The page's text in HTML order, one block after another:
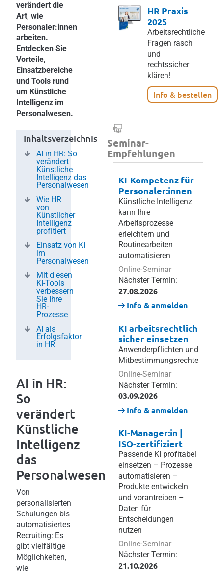
verändert die
Art, wie
Personaler:innen
arbeiten.
Entdecken Sie
Vorteile,
Einsatzbereiche
und Tools rund
um Künstliche
Intelligenz im
Personalwesen.
Inhaltsverzeichnis
AI in HR: So
verändert
Künstliche
Intelligenz das
Personalwesen
Wie HR
von
Künstlicher
Intelligenz
profitiert
Einsatz von KI
im
Personalwesen
Mit diesen
KI-Tools
verbessern
Sie Ihre
HR-
Prozesse
AI als
Erfolgsfaktor
in HR
AI in HR:
So
verändert
Künstliche
Intelligenz
das
Personalwesen
Von
personalisierten
Schulungen bis
automatisiertes
Recruiting: Es
gibt vielfältige
Möglichkeiten,
wie
HR Praxis
2025
Arbeitsrechtliche
Fragen rasch
und
rechtssicher
klären!
Info & bestellen
Seminar-
Empfehlungen
KI-Kompetenz für
Personaler:innen
Künstliche Intelligenz
kann Ihre
Arbeitsprozesse
erleichtern und
Routinearbeiten
automatisieren
Online-Seminar
Nächster Termin:
27.08.2026
Info & anmelden
KI arbeitsrechtlich
sicher einsetzen
Anwenderpflichten und
Mitbestimmungsrechte
Online-Seminar
Nächster Termin:
03.09.2026
Info & anmelden
KI-Manager:in |
ISO-zertifiziert
Passende KI profitabel
einsetzen – Prozesse
automatisieren –
Produkte entwickeln
und vorantreiben –
Daten für
Entscheidungen
nutzen
Online-Seminar
Nächster Termin:
21.10.2026